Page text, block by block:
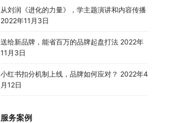
从刘润《进化的力量》，学主题演讲和内容传播
2022年11月3日
送给新品牌，能省百万的品牌起盘打法 2022年
11月3日
小红书扣分机制上线，品牌如何应对？ 2022年4
月12日
服务案例